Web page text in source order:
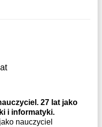
27 lat jako
i informatyki.
nauczyciel